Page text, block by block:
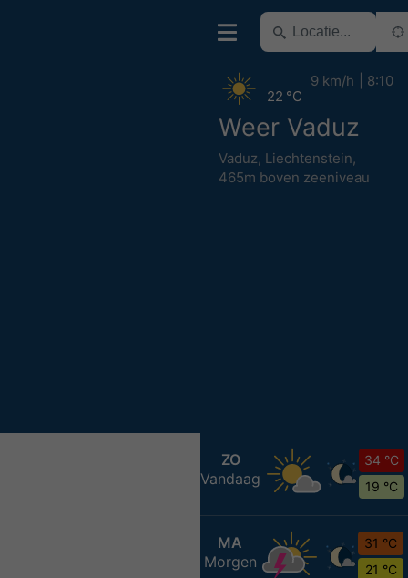
Weer Vaduz
Vaduz, Liechtenstein,
465m boven zeeniveau
22 °C
9 km/h 8:10
ZO
Vandaag
34 °C
19 °C
MA
Morgen
31 °C
21 °C